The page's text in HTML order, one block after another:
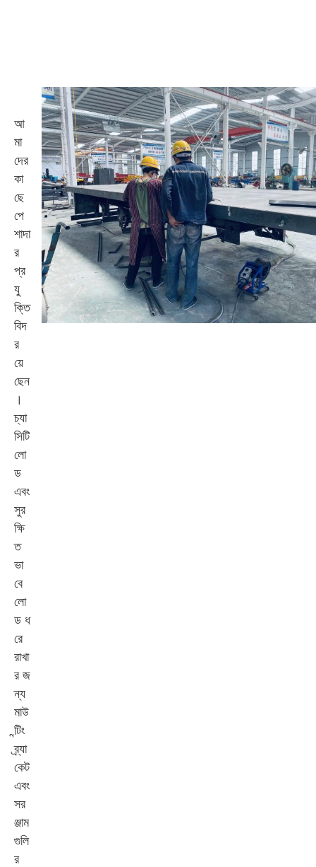
আ
মা
দের
কা
ছে
পে
শাদা
র
প্র
যু
ক্তি
বিদ
র
য়ে
ছেন
।
চ্যা
সিটি
লো
ড
এবং
সুর
ক্ষি
ত
ভা
বে
লো
ড ধ
রে
রাখা
র জ
ন্য
মাউ
ন্টিং
ব্র্যা
কেট
এবং
সর
ঞ্জাম
গুলি
র